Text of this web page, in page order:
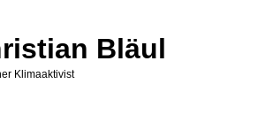
Bläul
Klimaaktivist